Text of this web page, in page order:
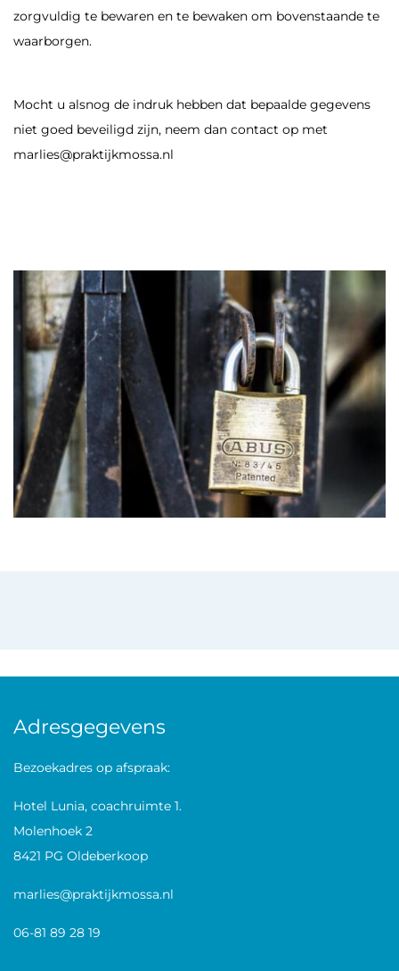
zorgvuldig te bewaren en te bewaken om bovenstaande te
waarborgen.
Mocht u alsnog de indruk hebben dat bepaalde gegevens
niet goed beveiligd zijn, neem dan contact op met
marlies@praktijkmossa.nl
Adresgegevens
Bezoekadres op afspraak:
Hotel Lunia, coachruimte 1.
Molenhoek 2
8421 PG Oldeberkoop
marlies@praktijkmossa.nl
06-81 89 28 19